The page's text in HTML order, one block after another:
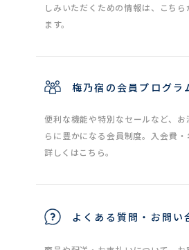
しみいただくための情報は、こち
ます。
梅乃宿の会員プログラ
便利な機能や特別なセールなど、お
らに豊かになる会員制度。入会費・
詳しくはこちら。
よくある質問・お問い